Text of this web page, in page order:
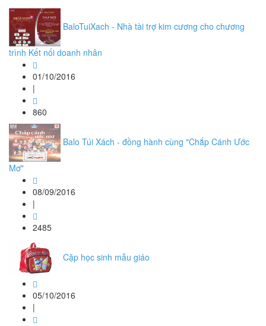
BaloTuiXach - Nhà tài trợ kim cương cho chương
trình Kết nối doanh nhân
01/10/2016
|
860
Balo Túi Xách - đồng hành cùng "Chắp Cánh Ước
Mơ"
08/09/2016
|
2485
Cặp học sinh mẫu giáo
05/10/2016
|